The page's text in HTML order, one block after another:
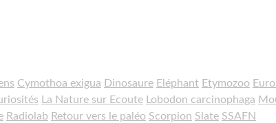
Cymothoa exigua Dinosaure Eléphant Etymozoo
La Nature sur Ecoute Lobodon carcinophaga
Radiolab Retour vers le paléo Scorpion Slate SSAFN